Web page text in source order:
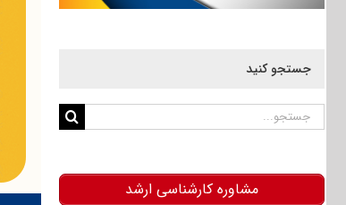
جستجو کنید
جستجو
مشاوره کارشناسی ارشد